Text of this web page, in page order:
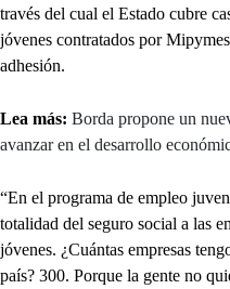
través del cual el Estado cubre
jóvenes contratados por
adhesión.
Lea más: Borda propone un
avanzar en el desarrollo
“En el programa de empleo
totalidad del seguro social a las
jóvenes. ¿Cuántas empresas
país? 300. Porque la gente no